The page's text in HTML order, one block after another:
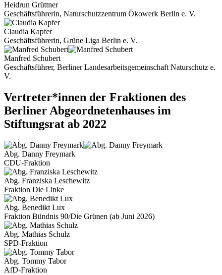
Heidrun Grüttner
Geschäftsführerin, Naturschutzzentrum Ökowerk Berlin e. V.
Claudia Kapfer
Geschäftsführerin, Grüne Liga Berlin e. V.
Manfred Schubert
Geschäftsführer, Berliner Landesarbeitsgemeinschaft Naturschutz e.
V.
Vertreter*innen der Fraktionen des
Berliner Abgeordnetenhauses im
Stiftungsrat ab 2022
Abg. Danny Freymark
CDU-Fraktion
Abg. Franziska Leschewitz
Fraktion Die Linke
Abg. Benedikt Lux
Fraktion Bündnis 90/Die Grünen (ab Juni 2026)
Abg. Mathias Schulz
SPD-Fraktion
Abg. Tommy Tabor
AfD-Fraktion